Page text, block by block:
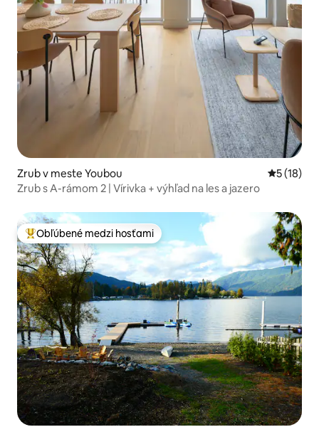
Zrub v meste Youbou
5 (18)
Zrub s A-rámom 2 | Vírivka + výhľad na les a jazero
Najobľúbenejšie medzi hosťami
Obľúbené medzi hosťami